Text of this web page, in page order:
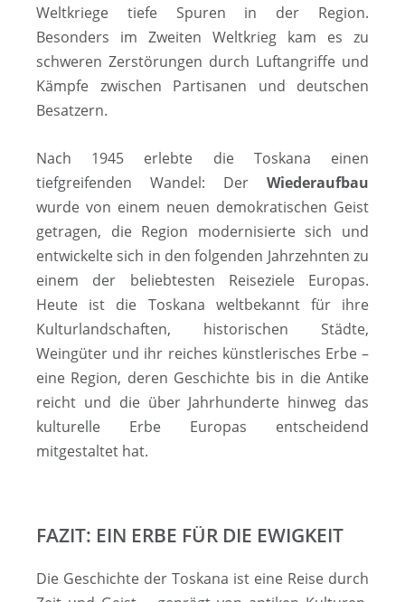
Weltkriege tiefe Spuren in der Region.
Besonders im Zweiten Weltkrieg kam es zu
schweren Zer­stör­ung­en durch Luft­an­grif­fe und
Kämpfe zwischen Partisanen und deutschen
Besatzern.
Nach 1945 erlebte die Toskana einen
tiefgreifenden Wandel: Der Wie­der­auf­bau
wurde von einem neuen de­mo­kra­ti­schen Geist
getragen, die Region modernisierte sich und
ent­wick­el­te sich in den folgenden Jahrzehnten zu
einem der beliebtesten Reiseziele Europas.
Heute ist die Toskana weltbekannt für ihre
Kulturlandschaften, historischen Städte,
Weingüter und ihr reiches künstlerisches Erbe –
eine Region, deren Geschichte bis in die Antike
reicht und die über Jahrhunderte hinweg das
kulturelle Erbe Europas entscheidend
mitgestaltet hat.
FAZIT: EIN ERBE FÜR DIE EWIGKEIT
Die Geschichte der Toskana ist eine Reise durch